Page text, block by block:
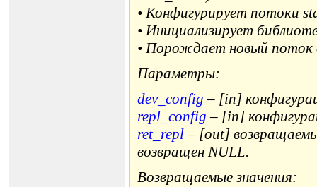
• Конфигурирует потоки
• Инициализирует
• Порождает новый поток
Параметры:
dev_config – [in]
repl_config – [in]
ret_repl– [out]
возвращен NULL.
Возвращаемые значения: